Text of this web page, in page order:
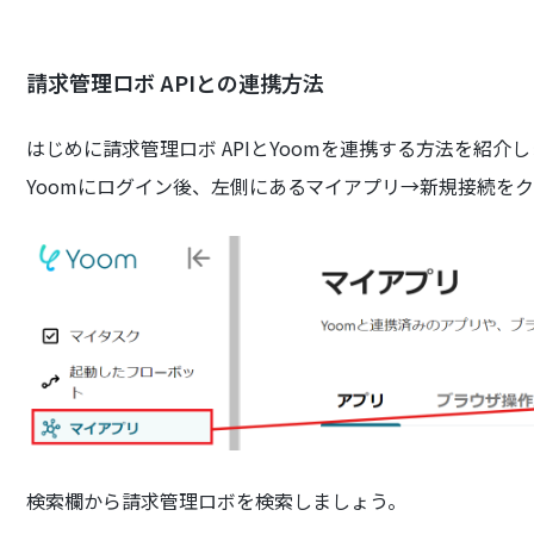
請求管理ロボ APIとの連携方法
はじめに請求管理ロボ APIとYoomを連携する方法を紹介
Yoomにログイン後、左側にあるマイアプリ→新規接続を
検索欄から請求管理ロボを検索しましょう。